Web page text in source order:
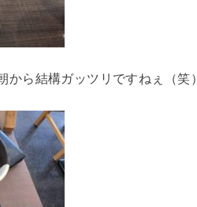
ら結構ガッツリですねぇ（笑）